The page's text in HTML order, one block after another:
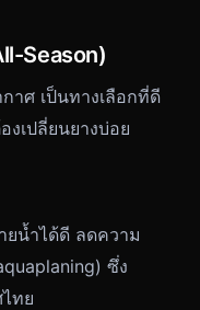
Season)
าศ เป็นทางเลือกที่ดี
เปลี่ยนยางบ่อย
ยน้ำได้ดี ลดความ
ซึ่ง
ทย